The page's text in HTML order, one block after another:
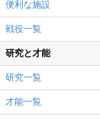
便利な施設
戦役一覧
研究と才能
研究一覧
才能一覧